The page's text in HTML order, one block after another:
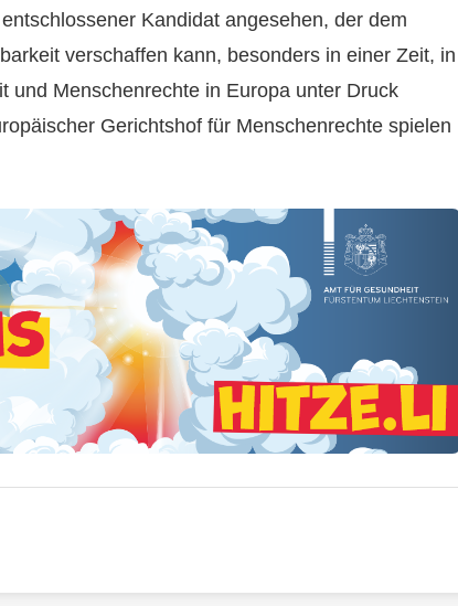
Kandidat angesehen, der dem
verschaffen kann, besonders in einer Zeit, in
und Menschenrechte in Europa unter Druck
Gerichtshof für Menschenrechte spielen